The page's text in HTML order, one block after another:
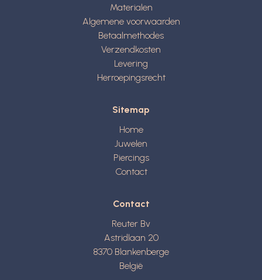
Materialen
Algemene voorwaarden
Betaalmethodes
Verzendkosten
Levering
Herroepingsrecht
Sitemap
Home
Juwelen
Piercings
Contact
Contact
Reuter Bv
Astridlaan 20
8370 Blankenberge
België